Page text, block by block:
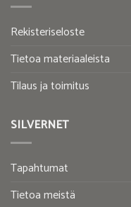
Rekisteriseloste
Tietoa materiaaleista
Tilaus ja toimitus
SILVERNET
Tapahtumat
Tietoa meistä